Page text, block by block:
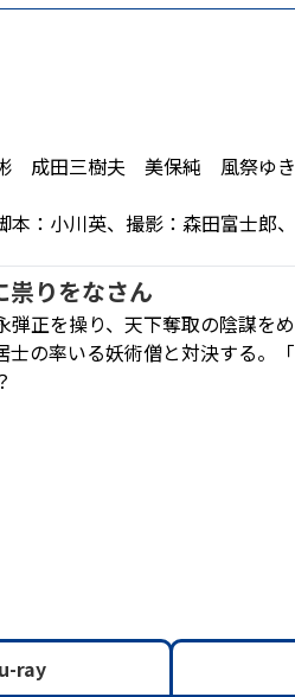
成田三樹夫 美保純 風祭ゆ
：小川英、撮影：森田富士郎
祟りをなさん
正を操り、天下奪取の陰謀を
の率いる妖術僧と対決する。
ray